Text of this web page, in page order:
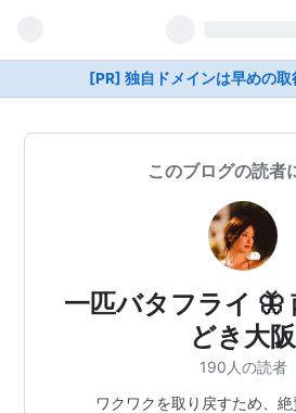
[PR] 独自ドメインは早めの取
このブログの読者
一匹バタフライ 🦋
どき大阪
190人の読者
ワクワクを取り戻すため、